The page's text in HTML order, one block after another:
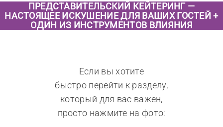
ПРЕДСТАВИТЕЛЬСКИЙ КЕЙТЕРИНГ —
НАСТОЯЩЕЕ ИСКУШЕНИЕ ДЛЯ ВАШИХ ГОСТЕЙ +
ОДИН ИЗ ИНСТРУМЕНТОВ ВЛИЯНИЯ
Если вы хотите
быстро перейти к разделу,
который для вас важен,
просто нажмите на фото: